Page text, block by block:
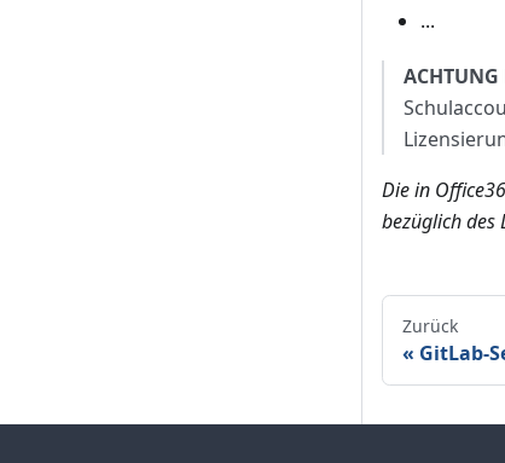
...
ACHTUNG
Die in
bezüglich des
Zurück
GitLab-